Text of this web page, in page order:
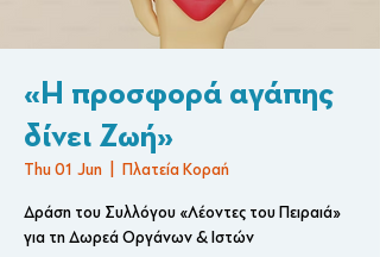
«Η προσφορά αγάπης
δίνει Ζωή»
Thu 01 Jun Πλατεία Κοραή
Δράση του Συλλόγου «Λέοντες του Πειραιά»
για τη Δωρεά Οργάνων & Ιστών